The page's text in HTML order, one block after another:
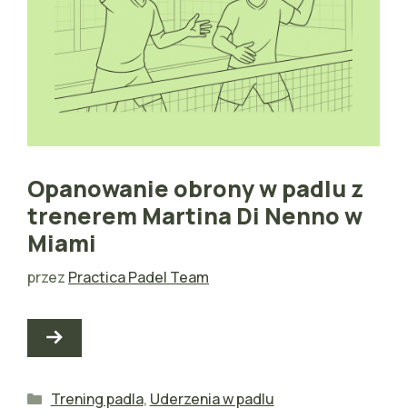
Opanowanie obrony w padlu z
trenerem Martina Di Nenno w
Miami
przez Practica Padel Team
Kategorie
Trening padla, Uderzenia w padlu